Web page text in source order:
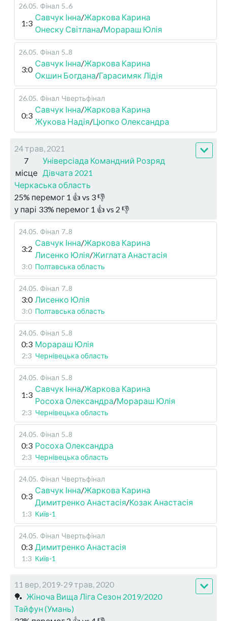
26.05. Фінал 5..6
1:3
Савчук Інна/Жаркова Карина
Онеску Світлана/Морараш Юлія
26.05. Фінал 5..8
3:0
Савчук Інна/Жаркова Карина
Окшин Богдана/Гарасимяк Лідія
26.05. Фінал Чвертьфінал
0:3
Савчук Інна/Жаркова Карина
Жукова Надія/Цюпко Олександра
24 трав, 2021
7
місце
Універсіада Командний Розряд
Дівчата 2021
Черкаська область
25% перемог 1 👍 vs 3👎
у парі 33% перемог 1 👍 vs 2 👎
24.05. Фінал 7..8
3:2
Савчук Інна/Жаркова Карина
Лисенко Юлія/Жиглата Анастасія
3:0 Полтавська область
24.05. Фінал 7..8
3:0 Лисенко Юлія
3:0 Полтавська область
24.05. Фінал 5..8
0:3 Морараш Юлія
2:3 Чернівецька область
24.05. Фінал 5..8
1:3
Савчук Інна/Жаркова Карина
Росоха Олександра/Морараш Юлія
2:3 Чернівецька область
24.05. Фінал 5..8
0:3 Росоха Олександра
2:3 Чернівецька область
24.05. Фінал Чвертьфінал
0:3
Савчук Інна/Жаркова Карина
Димитренко Анастасія/Козак Анастасія
1:3 Київ-1
24.05. Фінал Чвертьфінал
0:3 Димитренко Анастасія
1:3 Київ-1
11 вер, 2019-29 трав, 2020
🏓 Жіноча Вища Ліга Сезон 2019/2020
Тайфун (Умань)